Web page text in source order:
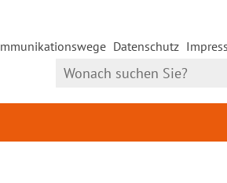
Datenschutz